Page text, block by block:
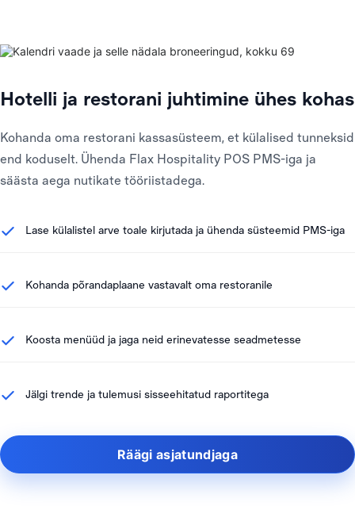
Hotelli ja restorani juhtimine ühes kohas
Kohanda oma restorani kassasüsteem, et külalised tunneksid
end koduselt. Ühenda Flax Hospitality POS PMS-iga ja
säästa aega nutikate tööriistadega.
Lase külalistel arve toale kirjutada ja ühenda süsteemid PMS-iga
Kohanda põrandaplaane vastavalt oma restoranile
Koosta menüüd ja jaga neid erinevatesse seadmetesse
Jälgi trende ja tulemusi sisseehitatud raportitega
Räägi asjatundjaga